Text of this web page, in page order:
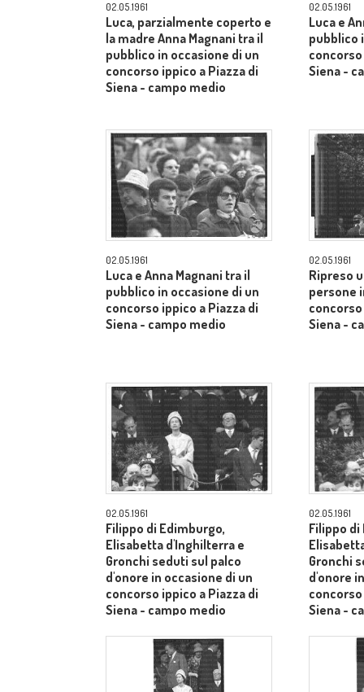
02.05.1961
Luca, parzialmente coperto e
la madre Anna Magnani tra il
pubblico in occasione di un
concorso ippico a Piazza di
Siena - campo medio
02.05.1961
Luca e
pubblico
Siena -
02.05.1961
Luca e Anna Magnani tra il
pubblico in occasione di un
concorso ippico a Piazza di
Siena - campo medio
02.05.1961
Ripreso
persone
Siena -
02.05.1961
Filippo di Edimburgo,
Elisabetta d'Inghilterra e
Gronchi seduti sul palco
d'onore in occasione di un
concorso ippico a Piazza di
Siena - campo medio
02.05.1961
Filippo di
Gronchi
d'onore
Siena -